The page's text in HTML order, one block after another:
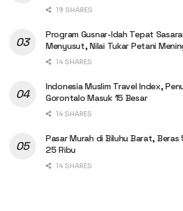
19 SHARES
Program Gusnar-Idah Tepat
Menyusut, Nilai Tukar Petani
14 SHARES
Indonesia Muslim Travel Index,
Gorontalo Masuk 15 Besar
14 SHARES
Pasar Murah di Biluhu Barat, Beras
25 Ribu
14 SHARES